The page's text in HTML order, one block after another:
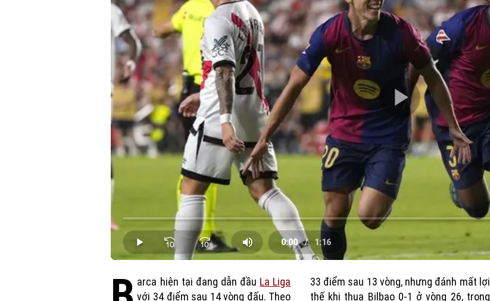
Play
Video
Loaded:
0.00%
Play Mute
Current
Time
0:00
/
Duration
1:16
arca hiện tại đang dẫn đầu La Liga
với 34 điểm sau 14 vòng đấu. Theo
33 điểm sau 13 vòng, nhưng đánh mất lợi
thế khi thua Bilbao 0-1 ở vòng 26, trong